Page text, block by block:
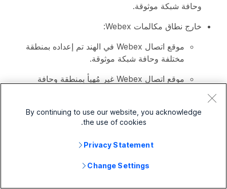
وحافة شبكة موثوقة.
خارج نطاق مكالمات Webex:
موقع اتصال Webex في الهند تم إعداده بمنطقة
مختلفة وحافة شبكة موثوقة.
موقع اتصال Webex غير مُهيأ بمنطقة وحافة
تجوال: المستخدم، الذي يكون خارج المنظمة، على سبيل
المثال، المستخدم الذي يعمل من المنزل.
يشير مصطلح نقطة النهاية في الأمثلة التالية
إلى هاتف مكتب المستخدم أو تطبيق Webex.
By continuing to use our website, you acknowledge
the use of cookies.
Privacy Statement
Change Settings